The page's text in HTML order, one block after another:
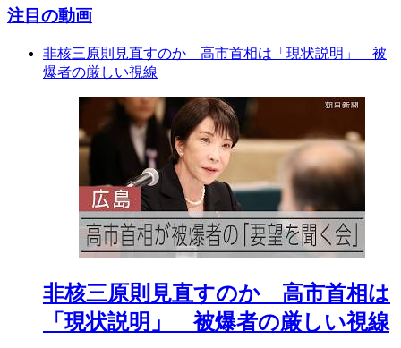
注目の動画
非核三原則見直すのか 高市首相は「現状説明」 被
爆者の厳しい視線
非核三原則見直すのか 高市首相は
「現状説明」 被爆者の厳しい視線